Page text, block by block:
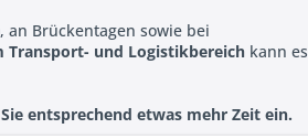
an Brückentagen sowie bei
Transport- und Logistikbereich kann es
entsprechend etwas mehr Zeit ein.